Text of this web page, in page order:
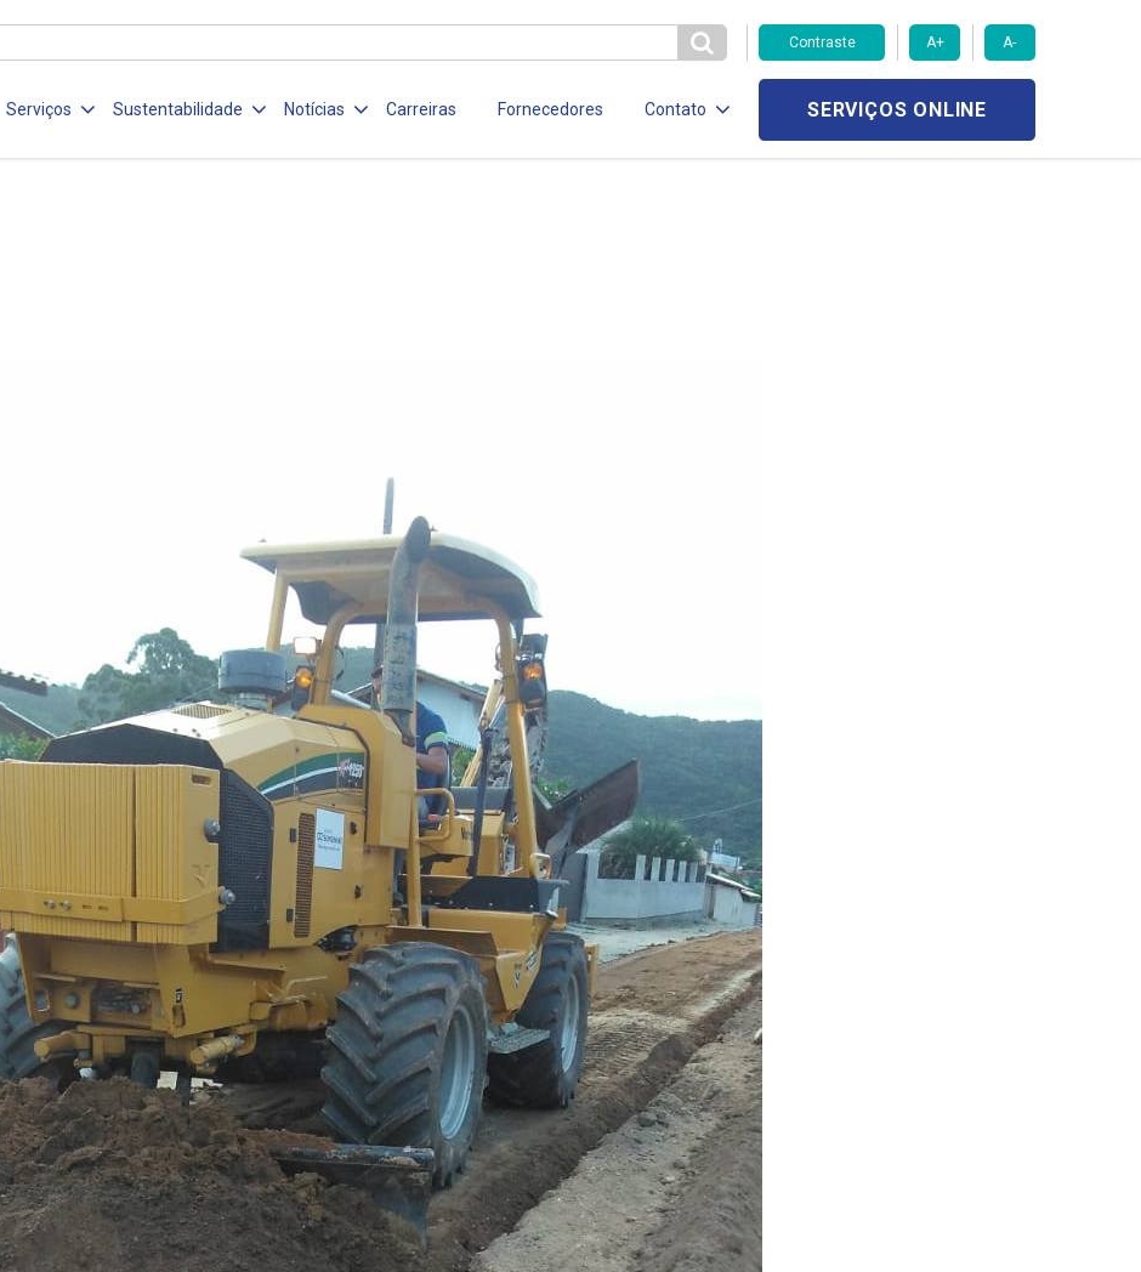
Contraste A+ A-
Serviços Sustentabilidade Notícias Carreiras Fornecedores Contato SERVIÇOS ONLINE